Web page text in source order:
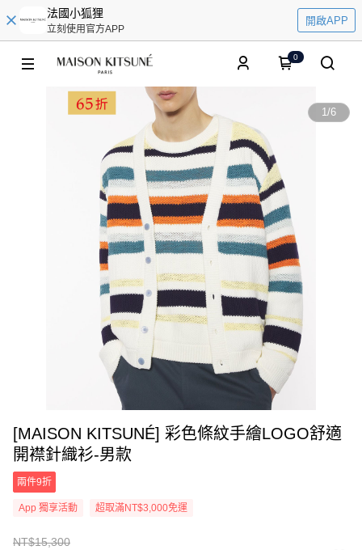
法國小狐狸
立刻使用官方APP
開啟APP
0
1/6
[MAISON KITSUNÉ] 彩色條紋手繪LOGO舒適
開襟針織衫-男款
兩件9折
App 獨享活動 超取滿NT$3,000免運
NT$15,300